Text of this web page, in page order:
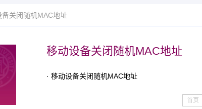
备关闭随机MAC地址
移动设备关闭随机MAC地址
· 移动设备关闭随机MAC地址
首页